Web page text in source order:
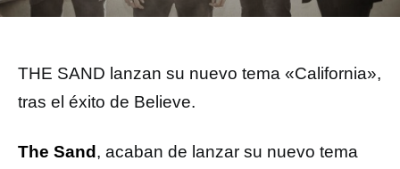
THE SAND lanzan su nuevo tema «California»,
tras el éxito de Believe.
The Sand , acaban de lanzar su nuevo tema